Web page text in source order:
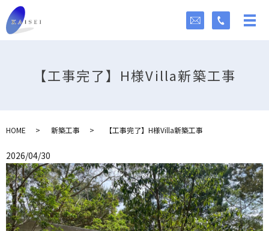
【工事完了】H様Villa新築工事
HOME 新築工事 【工事完了】H様Villa新築工事
2026/04/30